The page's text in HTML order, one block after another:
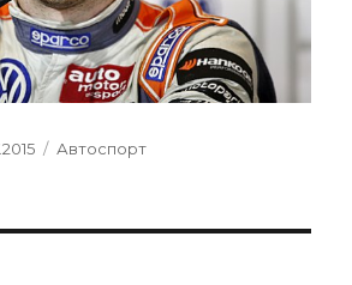
Categories
Автоспорт